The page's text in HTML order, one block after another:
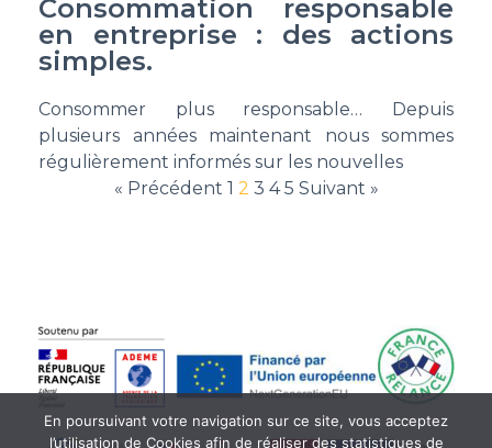
Consommation responsable
en entreprise : des actions
simples.
Consommer plus responsable… Depuis
plusieurs années maintenant nous sommes
régulièrement informés sur les nouvelles
« Précédent 1 2 3 4 5 Suivant »
En poursuivant votre navigation sur ce site, vous acceptez
l’utilisation de Cookies afin de réaliser des statistiques de